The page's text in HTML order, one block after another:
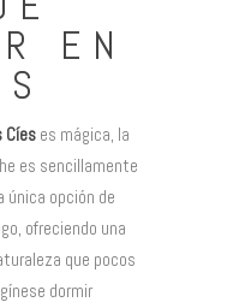
EN
Cíes es mágica, la
es sencillamente
única opción de
ofreciendo una
que pocos
dormir